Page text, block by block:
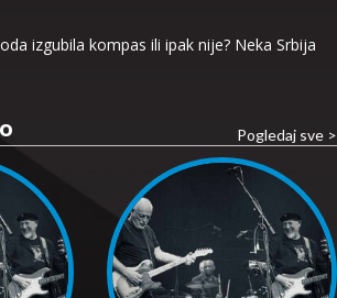
izgubila kompas ili ipak nije? Neka Srbija
Pogledaj sve >